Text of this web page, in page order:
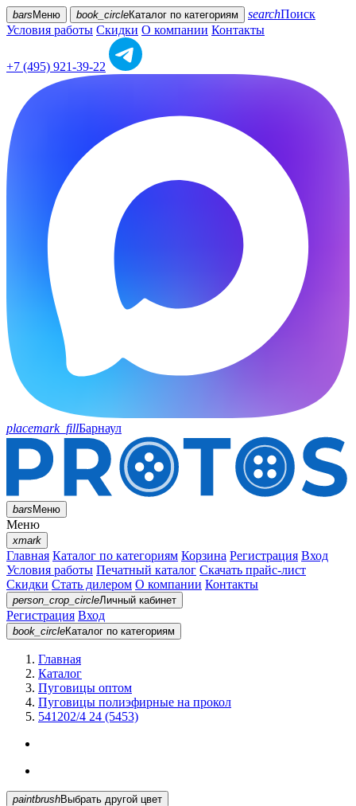
bars Меню book_circleКаталог по категориям searchПоиск
Условия работы Скидки О компании Контакты
+7 (495) 921-39-22
placemark_fillБарнаул
barsМеню
Меню
xmark
Главная Каталог по категориям Корзина Регистрация Вход
Условия работы Печатный каталог Скачать прайс-лист
Скидки Стать дилером О компании Контакты
person_crop_circleЛичный кабинет
Регистрация Вход
book_circleКаталог по категориям
Главная
Каталог
Пуговицы оптом
Пуговицы полиэфирные на прокол
541202/4 24 (5453)
paintbrush
Выбрать другой цвет